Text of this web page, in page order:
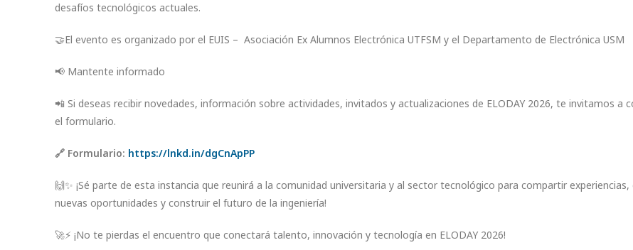
desafíos tecnológicos actuales.
🤝El evento es organizado por el EUIS – Asociación Ex Alumnos Electrónica UTFSM y el Departamento de Electrónica USM
📢 Mantente informado
📲 Si deseas recibir novedades, información sobre actividades, invitados y actualizaciones de ELODAY 2026, te invitamos a
el formulario.
🔗 Formulario: https://lnkd.in/dgCnApPP
🙌✨ ¡Sé parte de esta instancia que reunirá a la comunidad universitaria y al sector tecnológico para compartir experiencias,
nuevas oportunidades y construir el futuro de la ingeniería!
🚀⚡ ¡No te pierdas el encuentro que conectará talento, innovación y tecnología en ELODAY 2026!